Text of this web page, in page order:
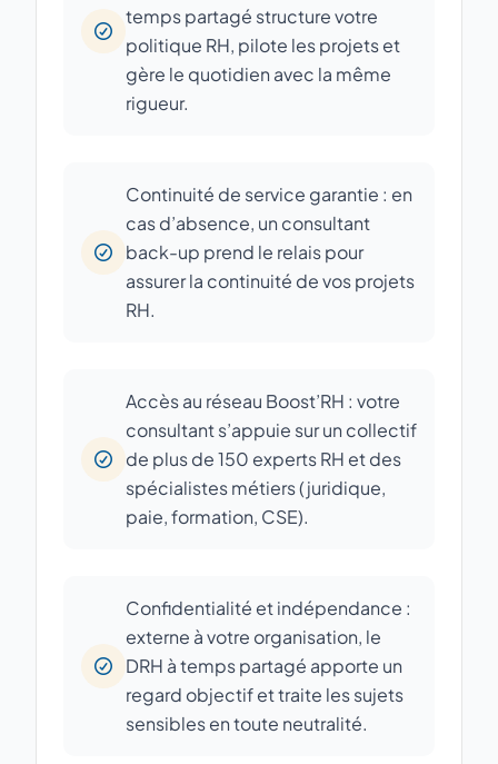
temps partagé structure votre
politique RH, pilote les projets et
gère le quotidien avec la même
rigueur.
Continuité de service garantie : en
cas d’absence, un consultant
back-up prend le relais pour
assurer la continuité de vos projets
RH.
Accès au réseau Boost’RH : votre
consultant s’appuie sur un collectif
de plus de 150 experts RH et des
spécialistes métiers (juridique,
paie, formation, CSE).
Confidentialité et indépendance :
externe à votre organisation, le
DRH à temps partagé apporte un
regard objectif et traite les sujets
sensibles en toute neutralité.